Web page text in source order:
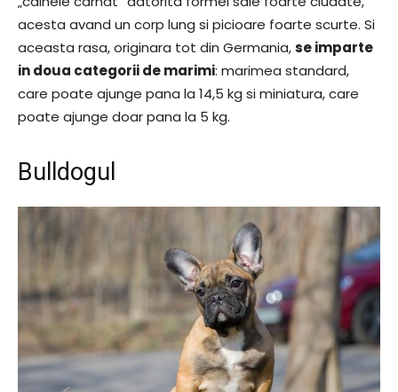
acesta avand un corp lung si picioare foarte scurte. Si
aceasta rasa, originara tot din Germania,se imparte
in doua categorii de marimi: marimea standard,
care poate ajunge pana la 14,5 kg si miniatura, care
poate ajunge doar pana la 5 kg.
Bulldogul